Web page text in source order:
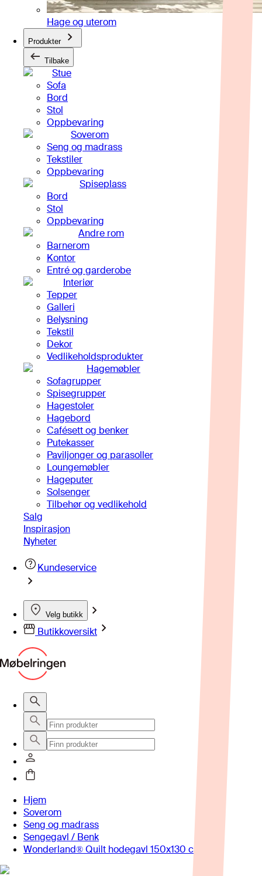
Hage og uterom
Produkter
Tilbake
Stue
Sofa
Bord
Stol
Oppbevaring
Soverom
Seng og madrass
Tekstiler
Oppbevaring
Spiseplass
Bord
Stol
Oppbevaring
Andre rom
Barnerom
Kontor
Entré og garderobe
Interiør
Tepper
Galleri
Belysning
Tekstil
Dekor
Vedlikeholdsprodukter
Hagemøbler
Sofagrupper
Spisegrupper
Hagestoler
Hagebord
Cafésett og benker
Putekasser
Paviljonger og parasoller
Loungemøbler
Hageputer
Solsenger
Tilbehør og vedlikehold
Salg
Inspirasjon
Nyheter
Kundeservice
Velg butikk
Butikkoversikt
Hjem
Soverom
Seng og madrass
Sengegavl / Benk
Wonderland® Quilt hodegavl 150x130 cm